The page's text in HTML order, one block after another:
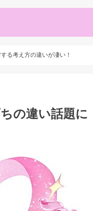
る考え方の違いが凄い！
の違い話題に